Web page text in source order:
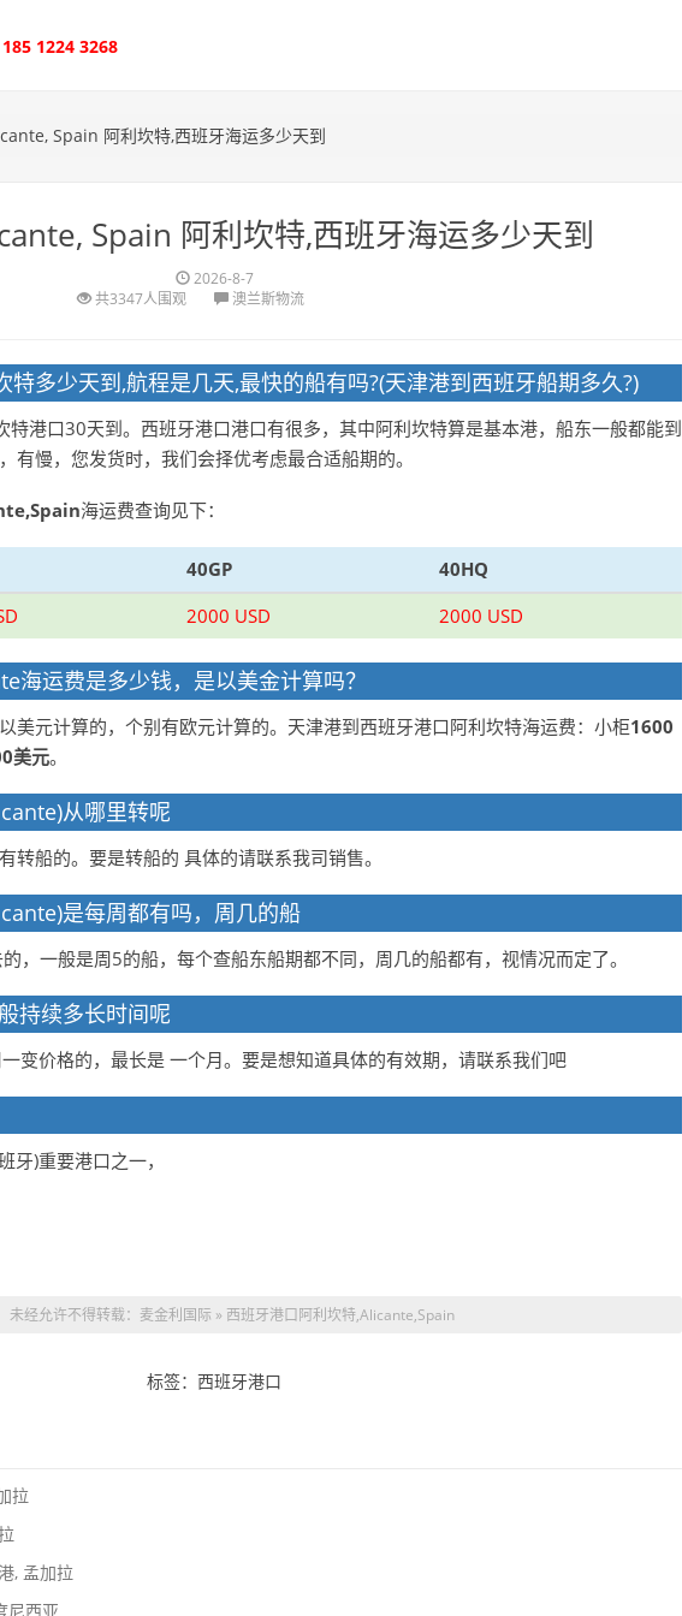
1224 3268
Spain 阿利坎特,西班牙海运多少天到
Spain 阿利坎特,西班牙海运多少天到
2026-8-7
共3347人围观
澳兰斯物流
特多少天到,航程是几天,最快的船有吗?(天津港到西班牙船期多久?)
特港口30天到。西班牙港口港口有很多，其中阿利坎特算是基本港，船东一般都能到
有慢，您发货时，我们会择优考虑最合适船期的。
海运费查询见下：
40GP
40HQ
2000 USD 2000 USD
海运费是多少钱，是以美金计算吗？
美元计算的，个别有欧元计算的。天津港到西班牙港口阿利坎特海运费：小柜1600
美元。
从哪里转呢
转船的。要是转船的 具体的请联系我司销售。
是每周都有吗，周几的船
，一般是周5的船，每个查船东船期都不同，周几的船都有，视情况而定了。
持续多长时间呢
变价格的，最长是 一个月。要是想知道具体的有效期，请联系我们吧
牙)重要港口之一，
未经允许不得转载：麦金利国际 » 西班牙港口阿利坎特,Alicante,Spain
标签：西班牙港口
拉
, 孟加拉
尼西亚